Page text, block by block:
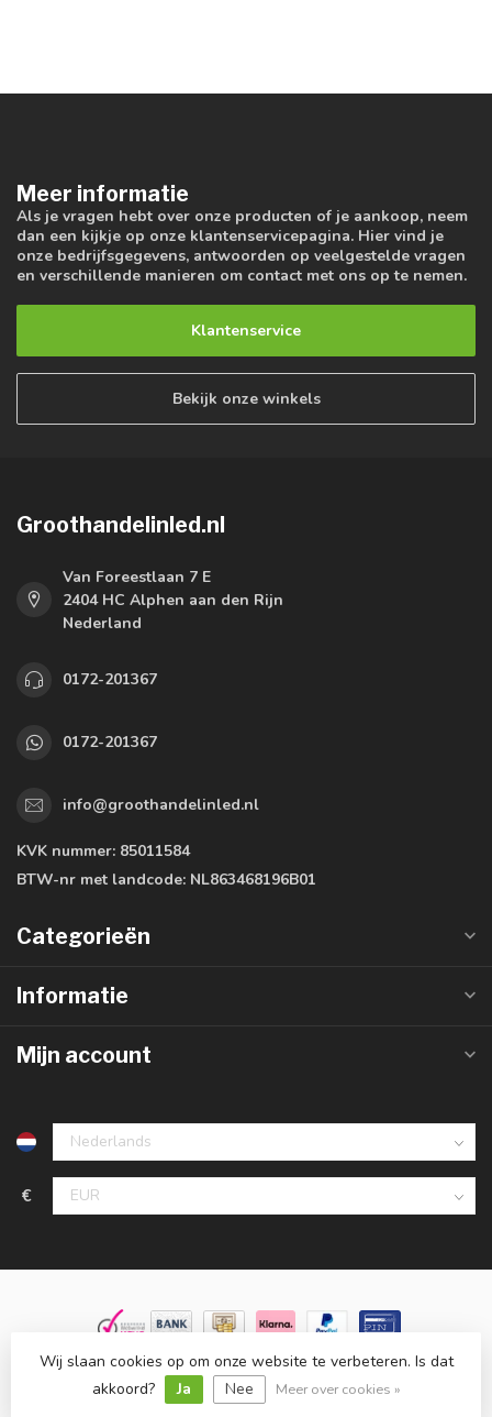
Meer informatie
Als je vragen hebt over onze producten of je aankoop, neem
dan een kijkje op onze klantenservicepagina. Hier vind je
onze bedrijfsgegevens, antwoorden op veelgestelde vragen
en verschillende manieren om contact met ons op te nemen.
Klantenservice
Bekijk onze winkels
Groothandelinled.nl
Van Foreestlaan 7 E
2404 HC Alphen aan den Rijn
Nederland
0172-201367
0172-201367
info@groothandelinled.nl
KVK nummer: 85011584
BTW-nr met landcode: NL863468196B01
Categorieën
Informatie
Mijn account
€
© Copyright 2026 Groothandelinled.nl - Powered by
Lightspeed
Lightspeed designbyDyvelopment
Wij slaan cookies op om onze website te verbeteren. Is dat
akkoord?
Ja Nee Meer over cookies »